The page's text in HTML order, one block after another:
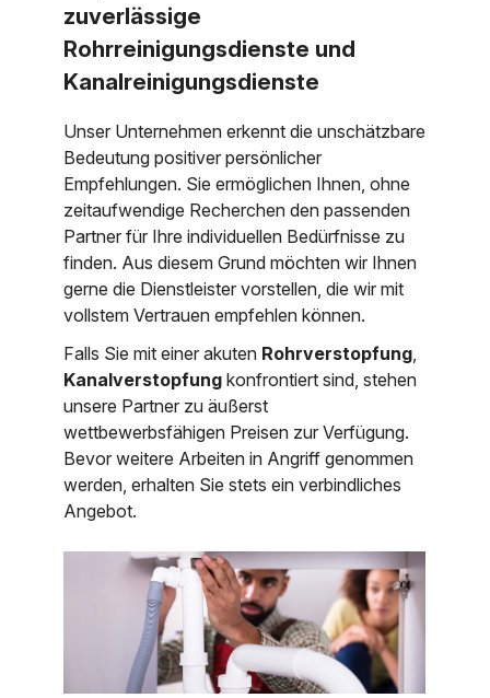
zuverlässige
Rohrreinigungsdienste und
Kanalreinigungsdienste
Unser Unternehmen erkennt die unschätzbare
Bedeutung positiver persönlicher
Empfehlungen. Sie ermöglichen Ihnen, ohne
zeitaufwendige Recherchen den passenden
Partner für Ihre individuellen Bedürfnisse zu
finden. Aus diesem Grund möchten wir Ihnen
gerne die Dienstleister vorstellen, die wir mit
vollstem Vertrauen empfehlen können.
Falls Sie mit einer akuten Rohrverstopfung
Kanalverstopfungkonfrontiert sind, stehen
unsere Partner zu äußerst
wettbewerbsfähigen Preisen zur Verfügung.
Bevor weitere Arbeiten in Angriff genommen
werden, erhalten Sie stets ein verbindliches
Angebot.